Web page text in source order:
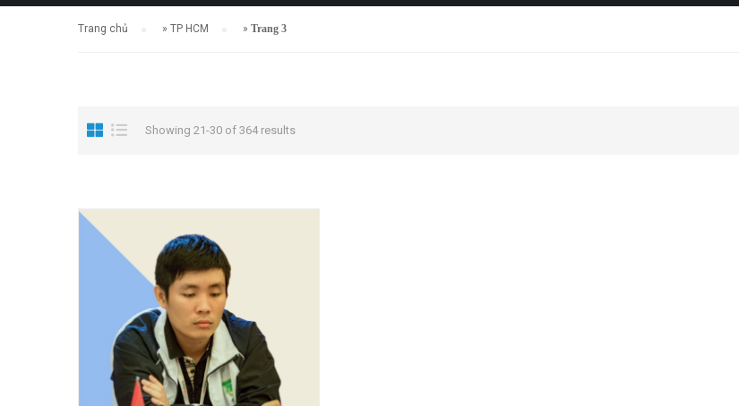
Trang chủ » TP HCM » Trang 3
Showing 21-30 of 364 results